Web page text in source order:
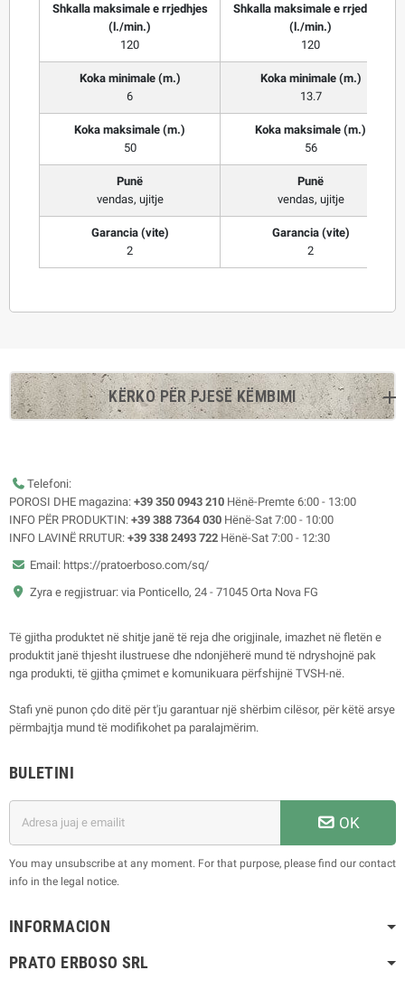
Shkalla maksimale e rrjedhjes
(l./min.)
120
Shkalla maksimale e rrjedhjes
(l./min.)
120
Koka minimale (m.)
6
Koka minimale (m.)
13.7
Koka maksimale (m.)
50
Koka maksimale (m.)
56
Punë
vendas, ujitje
Punë
vendas, ujitje
Garancia (vite)
2
Garancia (vite)
2
KËRKO PËR PJESË KËMBIMI
Telefoni:
POROSI DHE magazina: +39 350 0943 210 Hënë-Premte 6:00 - 13:00
INFO PËR PRODUKTIN: +39 388 7364 030 Hënë-Sat 7:00 - 10:00
INFO LAVINË RRUTUR: +39 338 2493 722 Hënë-Sat 7:00 - 12:30
Email: https://pratoerboso.com/sq/
Zyra e regjistruar: via Ponticello, 24 - 71045 Orta Nova FG
Të gjitha produktet në shitje janë të reja dhe origjinale, imazhet në fletën e
produktit janë thjesht ilustruese dhe ndonjëherë mund të ndryshojnë pak
nga produkti, të gjitha çmimet e komunikuara përfshijnë TVSH-në.
Stafi ynë punon çdo ditë për t'ju garantuar një shërbim cilësor, për këtë arsye
përmbajtja mund të modifikohet pa paralajmërim.
BULETINI
OK
You may unsubscribe at any moment. For that purpose, please find our contact
info in the legal notice.
INFORMACION
PRATO ERBOSO SRL